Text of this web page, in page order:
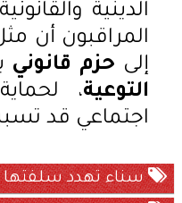
الدينية
المراقبون أن
إلى حزم قانوني
التوعية،
اجتماعي قد
سناء تهدد سلفتها